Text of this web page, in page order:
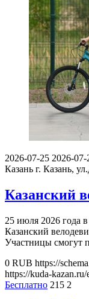
2026-07-25 2026-07-
Казань г. Казань,
Казанский
25 июля 2026 года
Казанский
Участницы смогут
0 RUB https://
https://kuda-
Бесплатно 215 2